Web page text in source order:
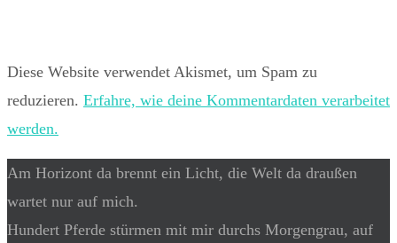
Diese Website verwendet Akismet, um Spam zu
reduzieren. Erfahre, wie deine Kommentardaten verarbeitet
werden.
Am Horizont da brennt ein Licht, die Welt da draußen
wartet nur auf mich.
Hundert Pferde stürmen mit mir durchs Morgengrau, auf